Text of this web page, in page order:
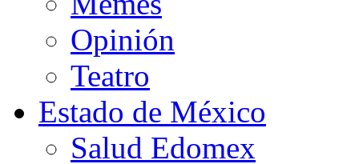
Opinión
Teatro
Estado de México
Salud Edomex